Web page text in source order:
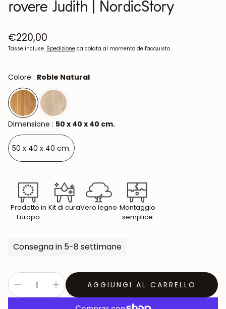
rovere Judith | NordicStory
Prezzo
normale
€220,00
Tasse incluse. Spedizione calcolata al momento dell'acquisto.
Colore : Roble Natural
Dimensione : 50 x 40 x 40 cm.
50 x 40 x 40 cm.
Prodotto in
Europa
Kit di curaVero legno Montaggio
semplice
Consegna in 5-8 settimane
AGGIUNGI AL CARRELLO